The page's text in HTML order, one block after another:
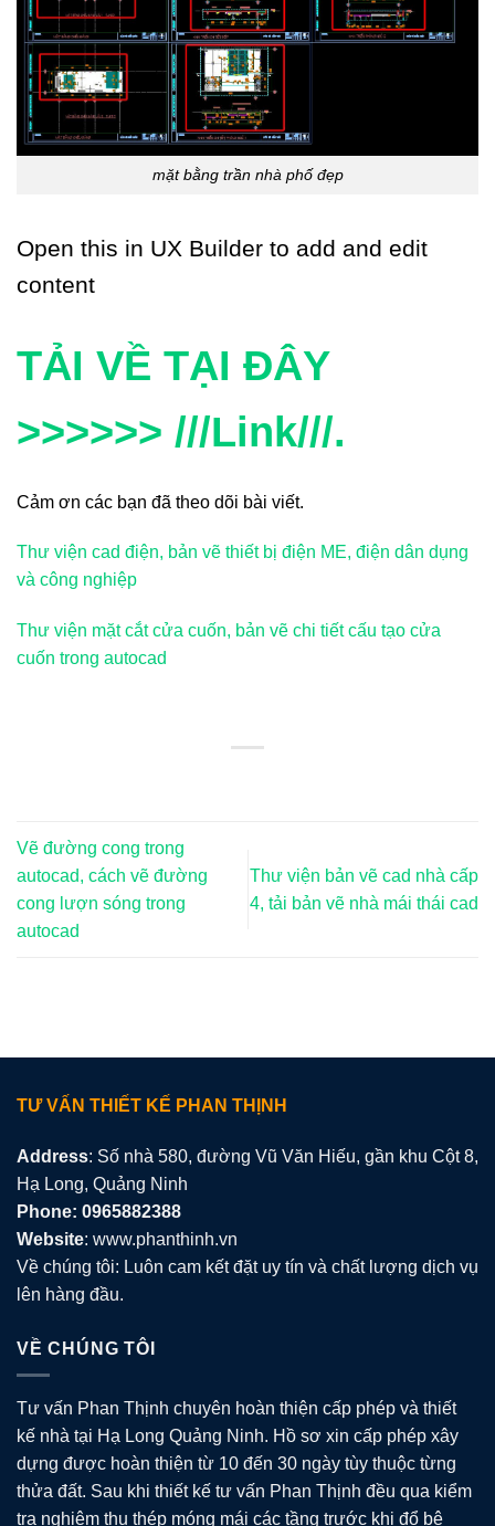
mặt bằng trần nhà phố đẹp
Open this in UX Builder to add and edit
content
TẢI VỀ TẠI ĐÂY
>>>>>> ///Link///.
Cảm ơn các bạn đã theo dõi bài viết.
Thư viện cad điện, bản vẽ thiết bị điện ME, điện dân dụng
và công nghiệp
Thư viện mặt cắt cửa cuốn, bản vẽ chi tiết cấu tạo cửa
cuốn trong autocad
Vẽ đường cong trong
autocad, cách vẽ đường
cong lượn sóng trong
autocad
Thư viện bản vẽ cad nhà cấp
4, tải bản vẽ nhà mái thái cad
TƯ VẤN THIẾT KẾ PHAN THỊNH
Address: Số nhà 580, đường Vũ Văn Hiếu, gần khu Cột 8,
Hạ Long, Quảng Ninh
Phone: 0965882388
Website: www.phanthinh.vn
Về chúng tôi: Luôn cam kết đặt uy tín và chất lượng dịch vụ
lên hàng đầu.
VỀ CHÚNG TÔI
Tư vấn Phan Thịnh chuyên hoàn thiện cấp phép và thiết
kế nhà tại Hạ Long Quảng Ninh. Hồ sơ xin cấp phép xây
dựng được hoàn thiện từ 10 đến 30 ngày tùy thuộc từng
thửa đất. Sau khi thiết kế tư vấn Phan Thịnh đều qua kiểm
tra nghiệm thu thép móng mái các tầng trước khi đổ bê